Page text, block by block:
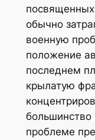
обычно
военную
положение
последнем
крылатую
большинство
проблеме